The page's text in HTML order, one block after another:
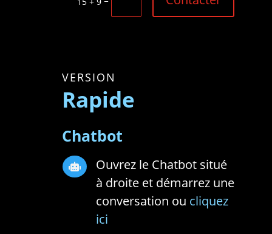
VERSION
Rapide
Chatbot

Ouvrez le Chatbot situé
à droite et démarrez une
conversation ou cliquez
ici